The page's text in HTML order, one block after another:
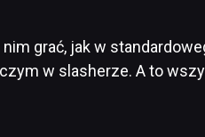
grać, jak w
w slasherze. A to